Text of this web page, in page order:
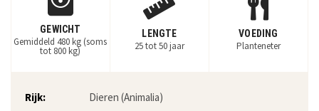
GEWICHT
Gemiddeld 480 kg (soms
tot 800 kg)
LENGTE
25 tot 50 jaar
VOEDING
Planteneter
Rijk:
Dieren (Animalia)